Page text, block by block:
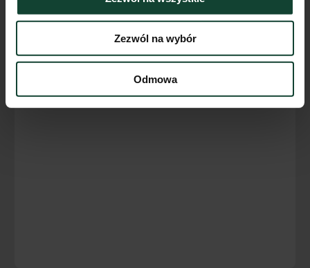
Zezwól na wybór
Odmowa